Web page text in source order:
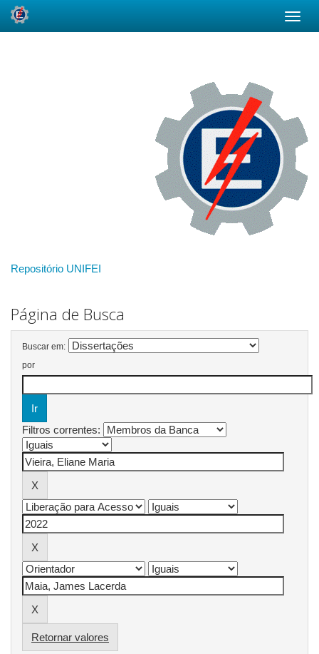
Repositório UNIFEI
Página de Busca
Buscar em:
por
Filtros correntes:
Retornar valores